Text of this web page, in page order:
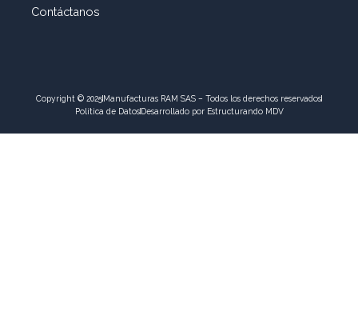
Contáctanos
Copyright © 2025Manufacturas RAM SAS – Todos los derechos reservados
Política de DatosDesarrollado por Estructurando MDV